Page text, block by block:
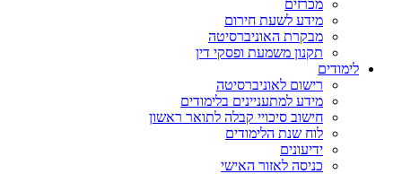
מכרזים
מידע לשעת חירום
מבקרת האוניברסיטה
תקנון משמעת ופסקי דין
לימודים
רישום לאוניברסיטה
מידע למתעניינים בלימודים
חישוב סיכויי קבלה לתואר ראשון
לוח שנת הלימודים
ידיעונים
כניסה לאזור האישי